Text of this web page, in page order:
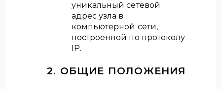
уникальный сетевой
адрес узла в
компьютерной сети,
построенной по протоколу
IP.
2. ОБЩИЕ ПОЛОЖЕНИЯ